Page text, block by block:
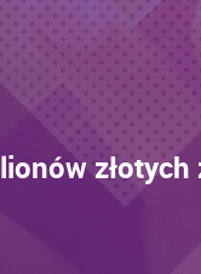
złotych